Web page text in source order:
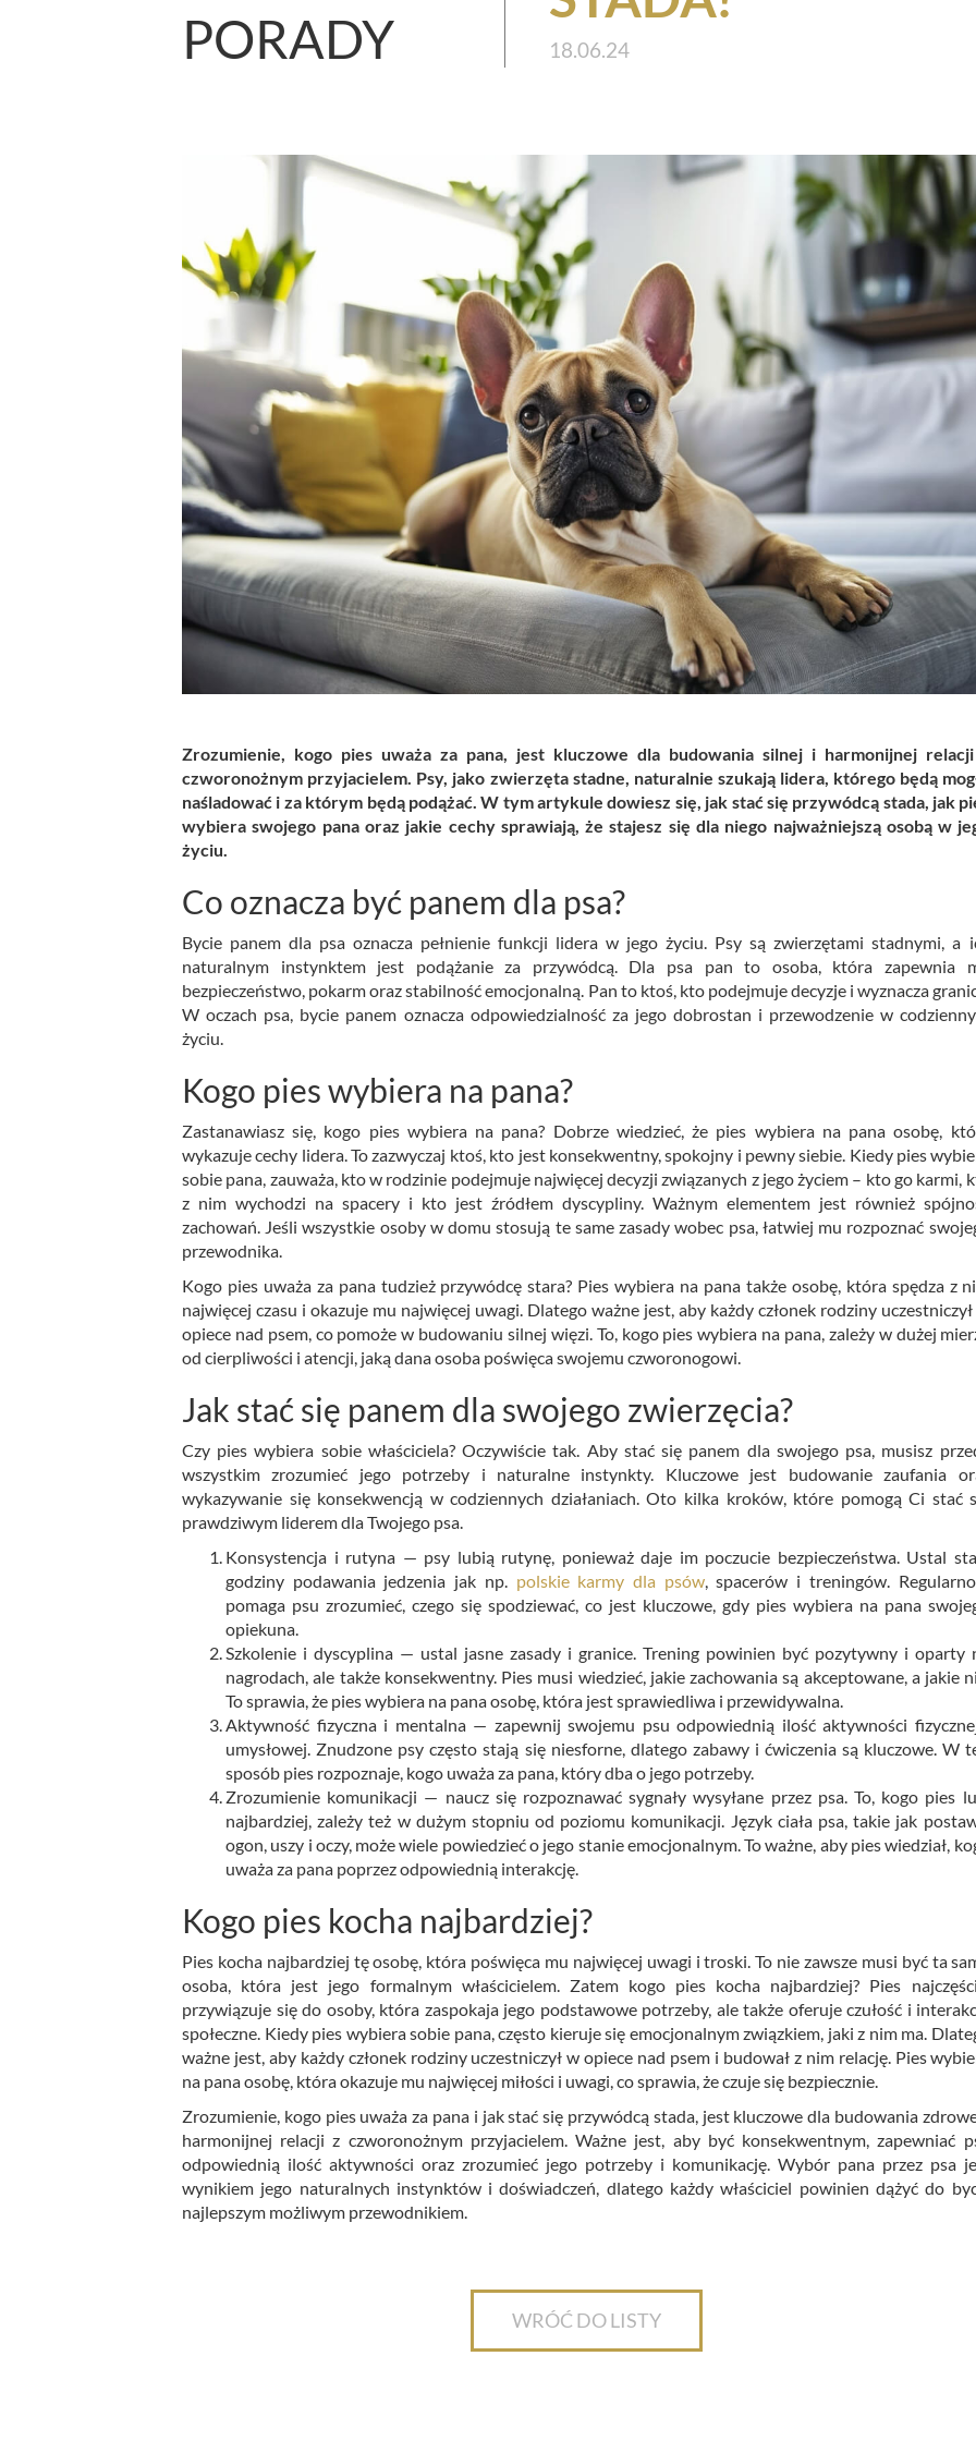
PORADY 18.06.24
Zrozumienie, kogo pies uważa za pana, jest kluczowe dla budowania silnej i harmonijnej
czworonożnym przyjacielem. Psy, jako zwierzęta stadne, naturalnie szukają lidera, którego będą
naśladować i za którym będą podążać. W tym artykule dowiesz się, jak stać się przywódcą stada, jak
wybiera swojego pana oraz jakie cechy sprawiają, że stajesz się dla niego najważniejszą osobą w
życiu.
Co oznacza być panem dla psa?
Bycie panem dla psa oznacza pełnienie funkcji lidera w jego życiu. Psy są zwierzętami stadnymi, a
naturalnym instynktem jest podążanie za przywódcą. Dla psa pan to osoba, która zapewnia
bezpieczeństwo, pokarm oraz stabilność emocjonalną. Pan to ktoś, kto podejmuje decyzje i wyznacza
W oczach psa, bycie panem oznacza odpowiedzialność za jego dobrostan i przewodzenie w
życiu.
Kogo pies wybiera na pana?
Zastanawiasz się, kogo pies wybiera na pana? Dobrze wiedzieć, że pies wybiera na pana osobę,
wykazuje cechy lidera. To zazwyczaj ktoś, kto jest konsekwentny, spokojny i pewny siebie. Kiedy pies
sobie pana, zauważa, kto w rodzinie podejmuje najwięcej decyzji związanych z jego życiem – kto go karmi,
z nim wychodzi na spacery i kto jest źródłem dyscypliny. Ważnym elementem jest również
zachowań. Jeśli wszystkie osoby w domu stosują te same zasady wobec psa, łatwiej mu rozpoznać
przewodnika.
Kogo pies uważa za pana tudzież przywódcę stara? Pies wybiera na pana także osobę, która spędza z
najwięcej czasu i okazuje mu najwięcej uwagi. Dlatego ważne jest, aby każdy członek rodziny
opiece nad psem, co pomoże w budowaniu silnej więzi. To, kogo pies wybiera na pana, zależy w dużej
od cierpliwości i atencji, jaką dana osoba poświęca swojemu czworonogowi.
Jak stać się panem dla swojego zwierzęcia?
Czy pies wybiera sobie właściciela? Oczywiście tak. Aby stać się panem dla swojego psa, musisz
wszystkim zrozumieć jego potrzeby i naturalne instynkty. Kluczowe jest budowanie zaufania
wykazywanie się konsekwencją w codziennych działaniach. Oto kilka kroków, które pomogą Ci stać
prawdziwym liderem dla Twojego psa.
Konsystencja i rutyna — psy lubią rutynę, ponieważ daje im poczucie bezpieczeństwa. Ustal
godziny podawania jedzenia jak np. polskie karmy dla psów, spacerów i treningów.
pomaga psu zrozumieć, czego się spodziewać, co jest kluczowe, gdy pies wybiera na pana
opiekuna.
Szkolenie i dyscyplina — ustal jasne zasady i granice. Trening powinien być pozytywny i oparty
nagrodach, ale także konsekwentny. Pies musi wiedzieć, jakie zachowania są akceptowane, a jakie
To sprawia, że pies wybiera na pana osobę, która jest sprawiedliwa i przewidywalna.
Aktywność fizyczna i mentalna — zapewnij swojemu psu odpowiednią ilość aktywności
umysłowej. Znudzone psy często stają się niesforne, dlatego zabawy i ćwiczenia są kluczowe. W
sposób pies rozpoznaje, kogo uważa za pana, który dba o jego potrzeby.
Zrozumienie komunikacji — naucz się rozpoznawać sygnały wysyłane przez psa. To, kogo pies
najbardziej, zależy też w dużym stopniu od poziomu komunikacji. Język ciała psa, takie jak
ogon, uszy i oczy, może wiele powiedzieć o jego stanie emocjonalnym. To ważne, aby pies wiedział,
uważa za pana poprzez odpowiednią interakcję.
Kogo pies kocha najbardziej?
Pies kocha najbardziej tę osobę, która poświęca mu najwięcej uwagi i troski. To nie zawsze musi być ta
osoba, która jest jego formalnym właścicielem. Zatem kogo pies kocha najbardziej? Pies
przywiązuje się do osoby, która zaspokaja jego podstawowe potrzeby, ale także oferuje czułość i
społeczne. Kiedy pies wybiera sobie pana, często kieruje się emocjonalnym związkiem, jaki z nim ma.
ważne jest, aby każdy członek rodziny uczestniczył w opiece nad psem i budował z nim relację. Pies
na pana osobę, która okazuje mu najwięcej miłości i uwagi, co sprawia, że czuje się bezpiecznie.
Zrozumienie, kogo pies uważa za pana i jak stać się przywódcą stada, jest kluczowe dla budowania
harmonijnej relacji z czworonożnym przyjacielem. Ważne jest, aby być konsekwentnym, zapewniać
odpowiednią ilość aktywności oraz zrozumieć jego potrzeby i komunikację. Wybór pana przez psa
wynikiem jego naturalnych instynktów i doświadczeń, dlatego każdy właściciel powinien dążyć do
najlepszym możliwym przewodnikiem.
WRÓĆ DO LISTY